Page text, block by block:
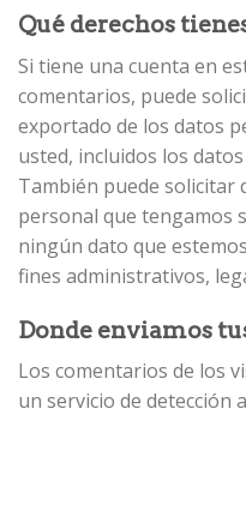
Qué derechos
Si tiene una cuenta en
comentarios, puede
exportado de los datos
usted, incluidos los
También puede solicitar
personal que tengamos
ningún dato que
fines administrativos,
Donde enviamos
Los comentarios de los
un servicio de detección